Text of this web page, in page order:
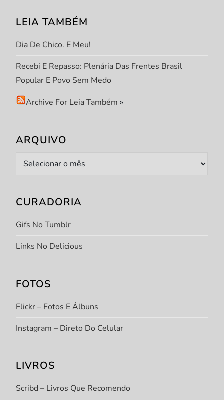
s
t
LEIA TAMBÉM
Dia De Chico. E Meu!
Recebi E Repasso: Plenária Das Frentes Brasil
Popular E Povo Sem Medo
Archive For Leia Também »
ARQUIVO
Arquivo
CURADORIA
Gifs No Tumblr
Links No Delicious
FOTOS
Flickr – Fotos E Álbuns
Instagram – Direto Do Celular
LIVROS
Scribd – Livros Que Recomendo